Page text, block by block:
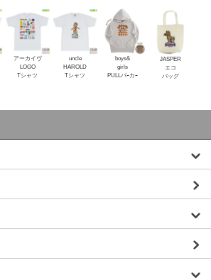
アーカイヴ
LOGO
Tシャツ
uncle
HAROLD
Tシャツ
boys&
girls
PULLパｰカｰ
JASPER
エコ
バッグ